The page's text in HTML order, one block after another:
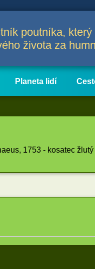
poutníka,
života za
Planeta lidí
1753 - kosatec žlutý